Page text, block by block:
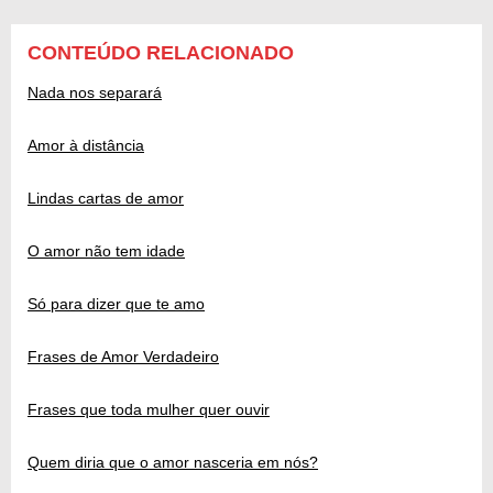
CONTEÚDO RELACIONADO
Nada nos separará
Amor à distância
Lindas cartas de amor
O amor não tem idade
Só para dizer que te amo
Frases de Amor Verdadeiro
Frases que toda mulher quer ouvir
Quem diria que o amor nasceria em nós?